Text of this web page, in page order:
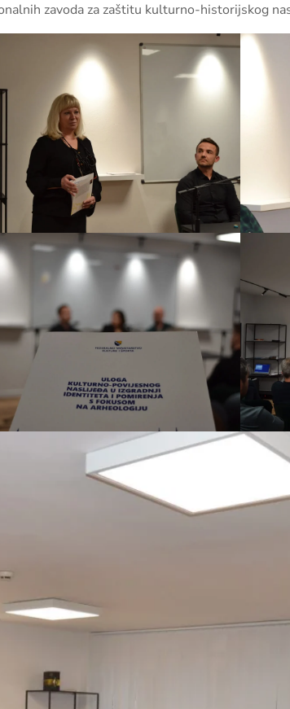
zavoda za zaštitu kulturno-historijskog